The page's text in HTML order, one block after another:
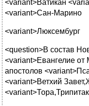
<variant>Ватикан
<variant>Сан-Марино
<variant>Люксембург
<question>В состав
<variant>Евангелие
апостолов
<variant>Ветхий